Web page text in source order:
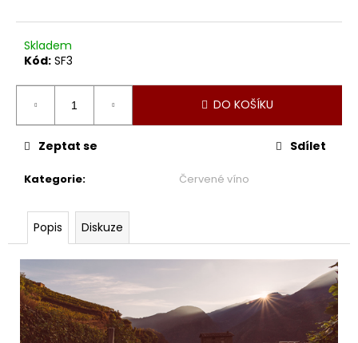
Skladem
Kód: SF3
DO KOŠÍKU
Kategorie: Červené víno
Zeptat se Sdílet
Popis Diskuze